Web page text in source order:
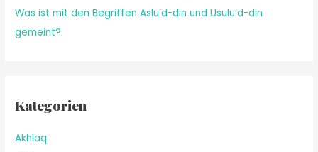
Was ist mit den Begriffen Aslu’d-din und Usulu’d-din
gemeint?
Kategorien
Akhlaq